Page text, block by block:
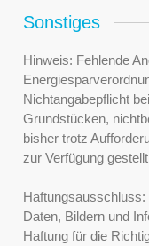
Sonstiges
Hinweis: Fehlende
Nichtangabepflicht
Grundstücken,
bisher trotz
zur Verfügung
Haftungsausschluss:
Daten, Bildern und
Haftung für die